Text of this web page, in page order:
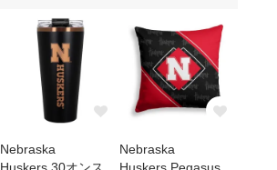
Nebraska
Huskers 30オンス
Nebraska
Huskers Pegasus